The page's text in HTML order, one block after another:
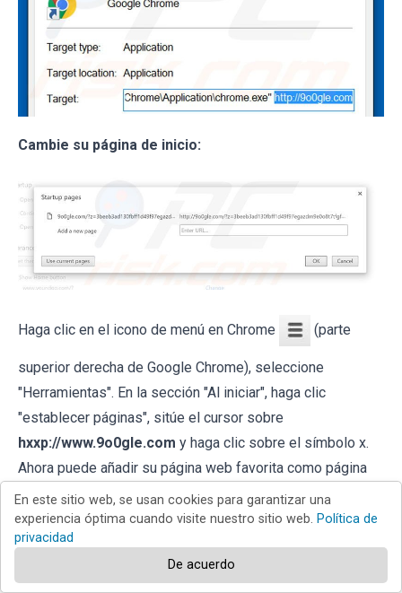
Cambie su página de inicio:
Haga clic en el icono de menú en Chrome (parte
superior derecha de Google Chrome), seleccione
"Herramientas". En la sección "Al iniciar", haga clic
"establecer páginas", sitúe el cursor sobre
hxxp://www.9o0gle.com y haga clic sobre el símbolo x.
Ahora puede añadir su página web favorita como página
de inicio.
Cambie su buscador por defecto:
En este sitio web, se usan cookies para garantizar una
experiencia óptima cuando visite nuestro sitio web. Política de
privacidad
De acuerdo